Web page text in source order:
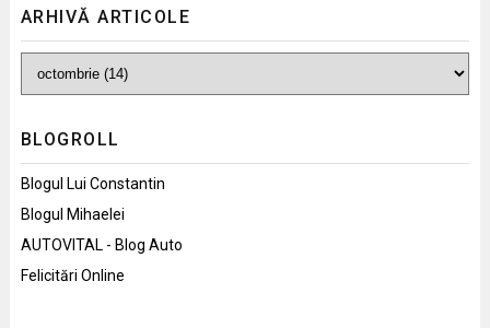
ARHIVĂ ARTICOLE
BLOGROLL
Blogul Lui Constantin
Blogul Mihaelei
AUTOVITAL - Blog Auto
Felicitări Online